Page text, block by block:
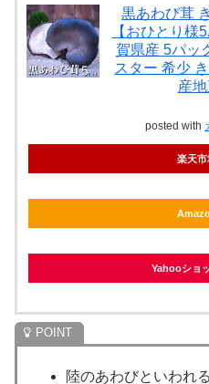
黒あわび茸
【おひとり様
賀県産 5パッ
スター 希少
産
posted with
楽天市
Yahooショ
陸のあわびといわれる